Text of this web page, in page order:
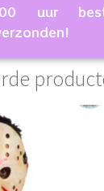
uur